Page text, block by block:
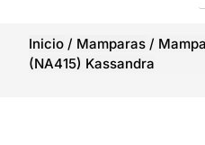
Inicio / Mamparas /
(NA415) Kassandra